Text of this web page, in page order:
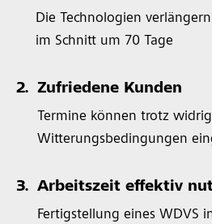
Die Technologien
im Schnitt um 70 Tage
2. Zufriedene Kunden
Termine können trotz
Witterungsbedingungen
3. Arbeitszeit effektiv
Fertigstellung eines WDVS